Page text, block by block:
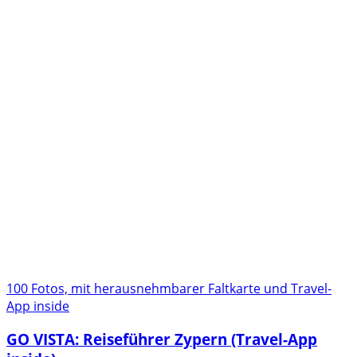
100 Fotos, mit herausnehmbarer Faltkarte und Travel-
App inside
GO VISTA: Reiseführer Zypern (Travel-App